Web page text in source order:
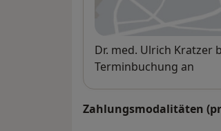
Verfügbarkeit
Dr. med. Ulrich Kratzer
Terminbuchung an
Zahlungsmodalitäten